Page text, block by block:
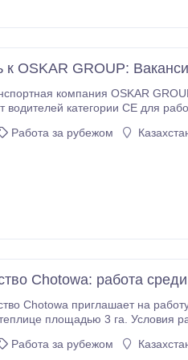
к OSKAR GROUP:
OSKAR GROUP (г. Познань), работающая на рынке
Работа за рубежом
Chotowa: работа
на работу Предлагаем работу по уходу за растениями и сбору
- Проживание в новом доме с хорошими условиями: двух- и
Работа за рубежом